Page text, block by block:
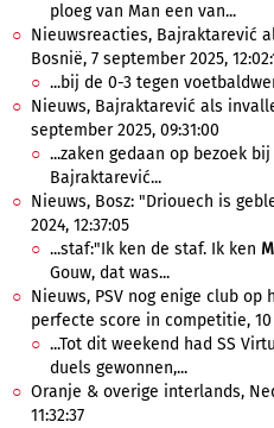
ploeg van Man een van...
Nieuwsreacties, Bajraktarević
Bosnië, 7 september 2025,
...bij de 0-3 tegen
Nieuws, Bajraktarević als
september 2025, 09:31:00
...zaken gedaan op bezoek bij
Bajraktarević...
Nieuws, Bosz: "Driouech is
2024, 12:37:05
...staf:"Ik ken de staf. Ik ken
Gouw, dat was...
Nieuws, PSV nog enige club
perfecte score in competitie, 10
...Tot dit weekend had SS
duels gewonnen,...
Oranje & overige interlands,
11:32:37